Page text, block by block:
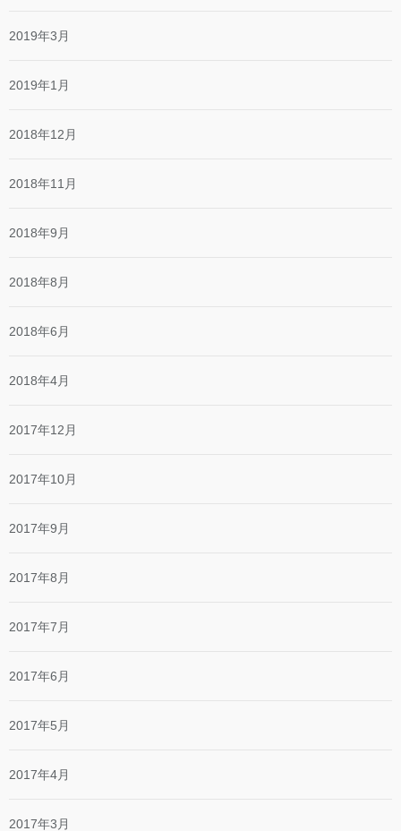
2019年3月
2019年1月
2018年12月
2018年11月
2018年9月
2018年8月
2018年6月
2018年4月
2017年12月
2017年10月
2017年9月
2017年8月
2017年7月
2017年6月
2017年5月
2017年4月
2017年3月